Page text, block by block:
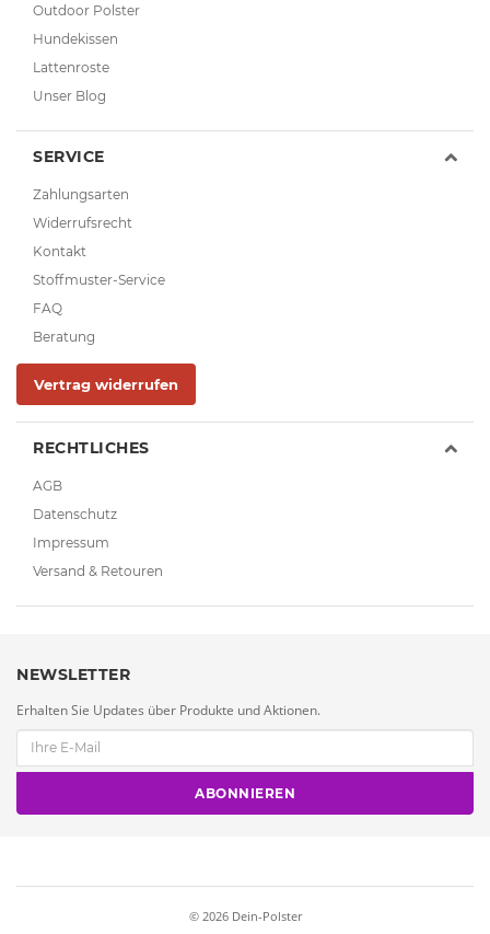
Outdoor Polster
Hundekissen
Lattenroste
Unser Blog
SERVICE
Zahlungsarten
Widerrufsrecht
Kontakt
Stoffmuster-Service
FAQ
Beratung
Vertrag widerrufen
RECHTLICHES
AGB
Datenschutz
Impressum
Versand & Retouren
NEWSLETTER
Erhalten Sie Updates über Produkte und Aktionen.
ABONNIEREN
© 2026 Dein-Polster